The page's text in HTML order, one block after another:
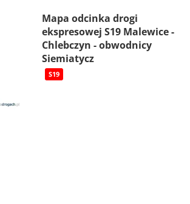
Mapa odcinka drogi
ekspresowej S19 Malewice -
Chlebczyn - obwodnicy
Siemiatycz
S19